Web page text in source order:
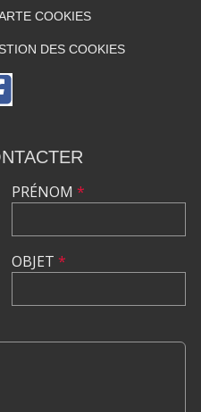
COOKIES
DES COOKIES
PRÉNOM *
OBJET *